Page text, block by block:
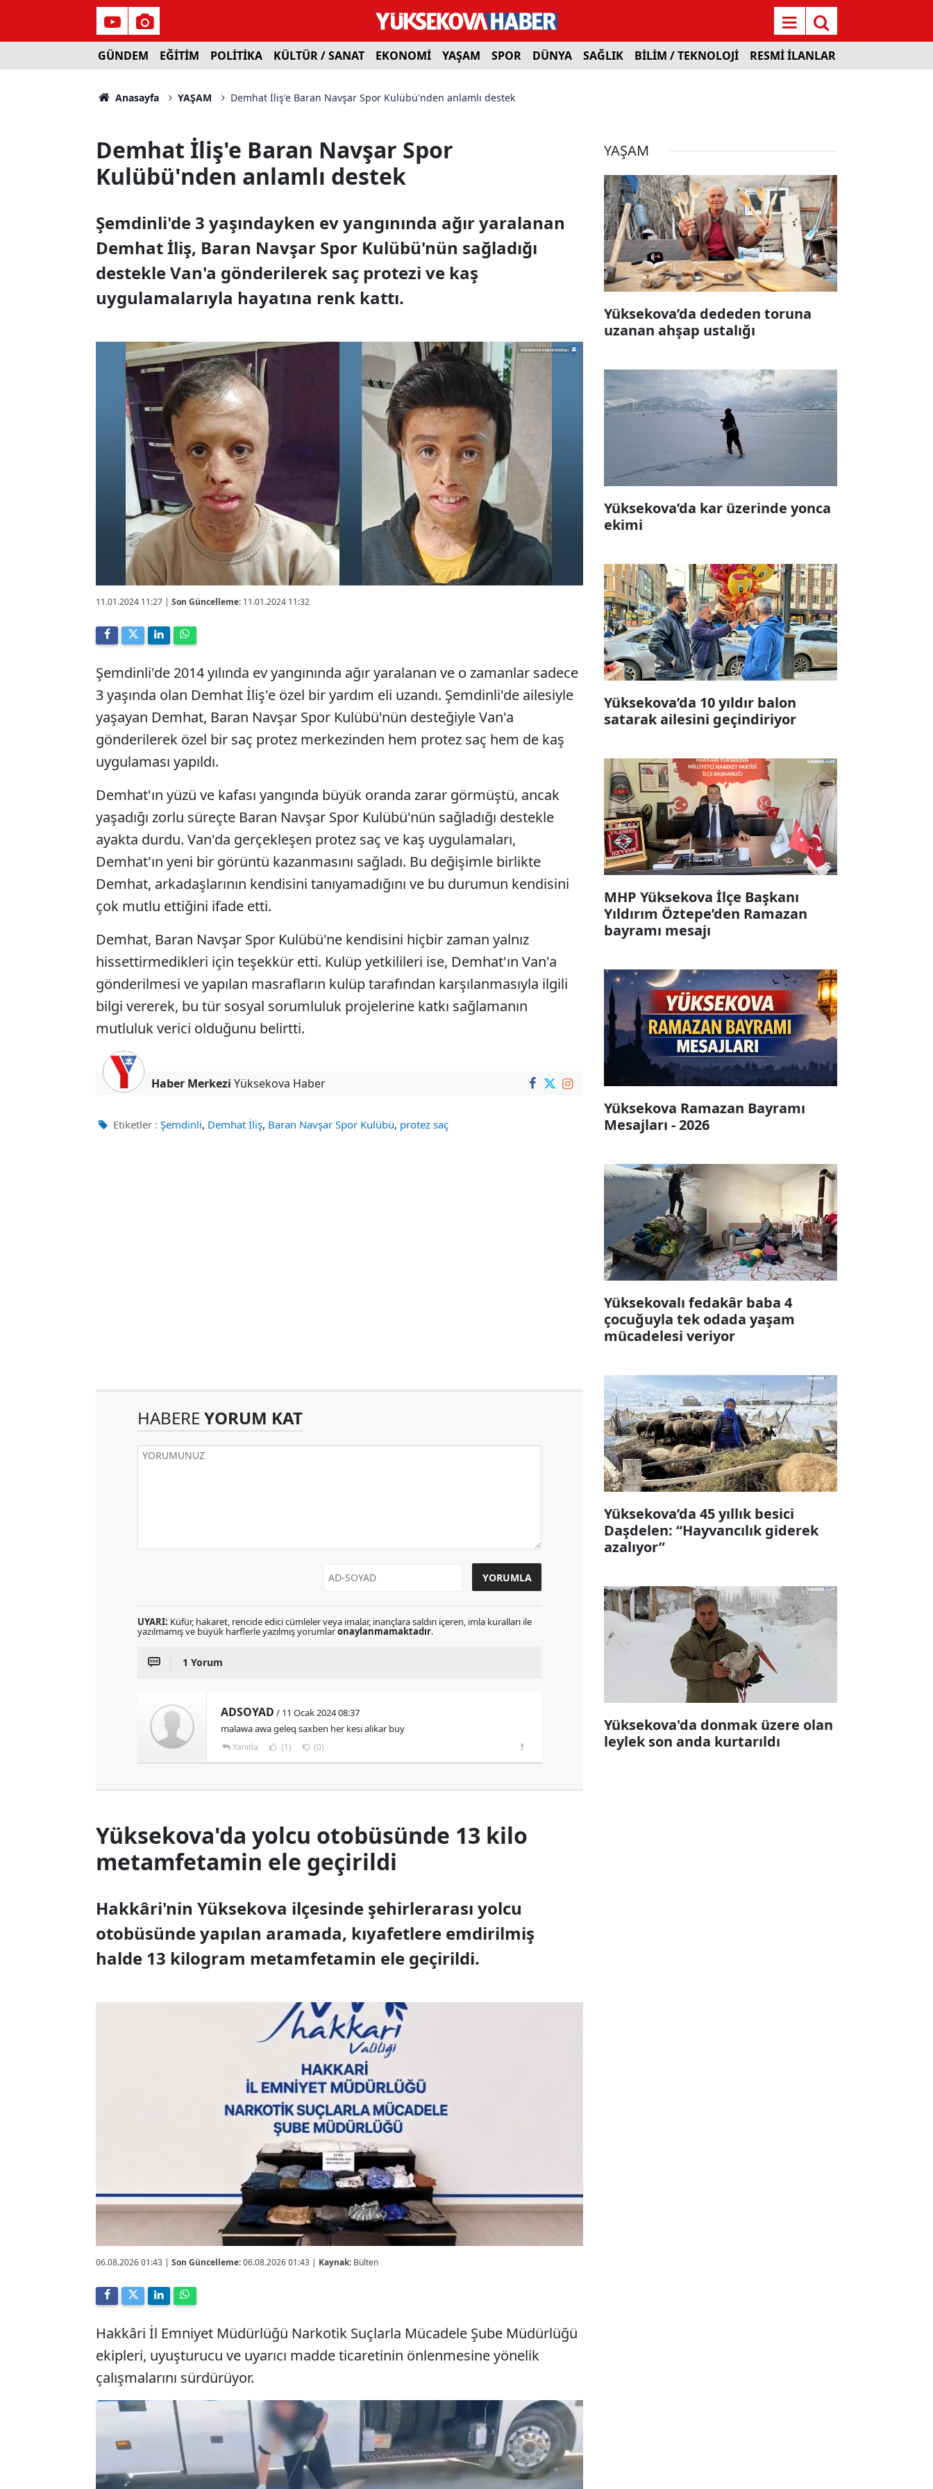
GÜNDEM EĞİTİM POLİTİKA KÜLTÜR / SANAT EKONOMİ YAŞAM SPOR DÜNYA SAĞLIK BİLİM / TEKNOLOJİ RESMİ İLANLAR
Anasayfa YAŞAM Demhat İliş'e Baran Navşar Spor Kulübü'nden anlamlı destek
Demhat İliş'e Baran Navşar Spor
Kulübü'nden anlamlı destek
Şemdinli'de 3 yaşındayken ev yangınında ağır yaralanan
Demhat İliş, Baran Navşar Spor Kulübü'nün sağladığı
destekle Van'a gönderilerek saç protezi ve kaş
uygulamalarıyla hayatına renk kattı.
11.01.2024 11:27 | Son Güncelleme: 11.01.2024 11:32
Şemdinli'de 2014 yılında ev yangınında ağır yaralanan ve o zamanlar sadece
3 yaşında olan Demhat İliş'e özel bir yardım eli uzandı. Şemdinli'de ailesiyle
yaşayan Demhat, Baran Navşar Spor Kulübü'nün desteğiyle Van'a
gönderilerek özel bir saç protez merkezinden hem protez saç hem de kaş
uygulaması yapıldı.
Demhat'ın yüzü ve kafası yangında büyük oranda zarar görmüştü, ancak
yaşadığı zorlu süreçte Baran Navşar Spor Kulübü'nün sağladığı destekle
ayakta durdu. Van'da gerçekleşen protez saç ve kaş uygulamaları,
Demhat'ın yeni bir görüntü kazanmasını sağladı. Bu değişimle birlikte
Demhat, arkadaşlarının kendisini tanıyamadığını ve bu durumun kendisini
çok mutlu ettiğini ifade etti.
Demhat, Baran Navşar Spor Kulübü'ne kendisini hiçbir zaman yalnız
hissettirmedikleri için teşekkür etti. Kulüp yetkilileri ise, Demhat'ın Van'a
gönderilmesi ve yapılan masrafların kulüp tarafından karşılanmasıyla ilgili
bilgi vererek, bu tür sosyal sorumluluk projelerine katkı sağlamanın
mutluluk verici olduğunu belirtti.
Haber Merkezi Yüksekova Haber
Etiketler : Şemdinli, Demhat İliş, Baran Navşar Spor Kulübü, protez saç
HABERE YORUM KAT
UYARI: Küfür, hakaret, rencide edici cümleler veya imalar, inançlara saldırı içeren, imla kuralları ile
yazılmamış ve büyük harflerle yazılmış yorumlaronaylanmamaktadır.
1 Yorum
ADSOYAD / 11 Ocak 2024 08:37
malawa awa geleq saxben her kesi alikar buy
Yanıtla (1) (0)
Yüksekova'da yolcu otobüsünde 13 kilo
metamfetamin ele geçirildi
Hakkâri'nin Yüksekova ilçesinde şehirlerarası yolcu
otobüsünde yapılan aramada, kıyafetlere emdirilmiş
halde 13 kilogram metamfetamin ele geçirildi.
06.08.2026 01:43 | Son Güncelleme:06.08.2026 01:43 | Kaynak: Bülten
Hakkâri İl Emniyet Müdürlüğü Narkotik Suçlarla Mücadele Şube Müdürlüğü
ekipleri, uyuşturucu ve uyarıcı madde ticaretinin önlenmesine yönelik
çalışmalarını sürdürüyor.
YAŞAM
Yüksekova’da dededen toruna
uzanan ahşap ustalığı
Yüksekova’da kar üzerinde yonca
ekimi
Yüksekova’da 10 yıldır balon
satarak ailesini geçindiriyor
MHP Yüksekova İlçe Başkanı
Yıldırım Öztepe’den Ramazan
bayramı mesajı
Yüksekova Ramazan Bayramı
Mesajları - 2026
Yüksekovalı fedakâr baba 4
çocuğuyla tek odada yaşam
mücadelesi veriyor
Yüksekova’da 45 yıllık besici
Daşdelen: “Hayvancılık giderek
azalıyor”
Yüksekova'da donmak üzere olan
leylek son anda kurtarıldı